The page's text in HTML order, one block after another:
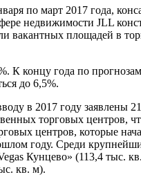
по март 2017 года,
недвижимости JLL
вакантных площадей в
К концу года по
до 6,5%.
в 2017 году заявлены
торговых центров,
центров, которые
году. Среди
Кунцево» (113,4 тыс.
кв. м).